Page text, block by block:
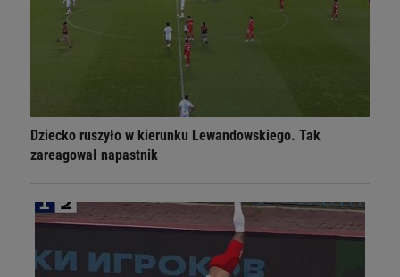
Dziecko ruszyło w kierunku Lewandowskiego. Tak
zareagował napastnik